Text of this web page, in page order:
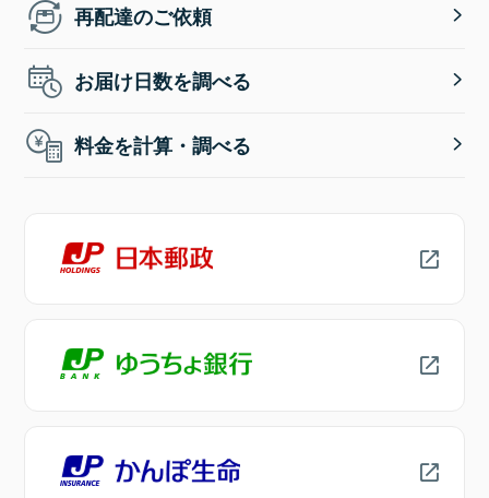
再配達のご依頼
お届け日数を調べる
料金を計算・調べる